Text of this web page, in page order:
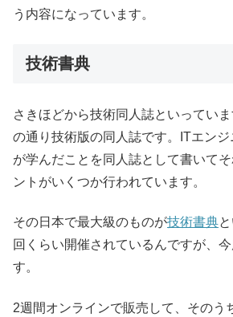
う内容になっています。
技術書典
さきほどから技術同人誌といってい
の通り技術版の同人誌です。ITエン
が学んだことを同人誌として書いて
ントがいくつか行われています。
その日本で最大級のものが技術書典
回くらい開催されているんですが、
す。
2週間オンラインで販売して、そのう